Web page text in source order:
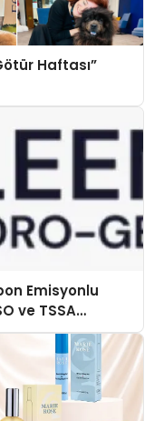
Haftası”
Emisyonlu
ve TSSA